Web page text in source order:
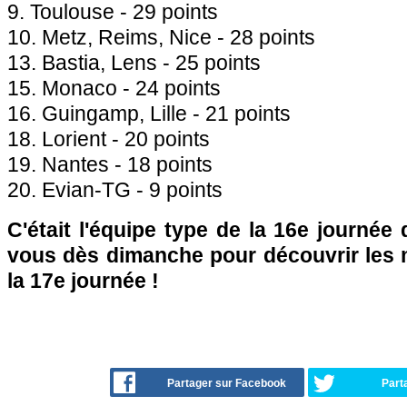
9. Toulouse - 29 points
10. Metz, Reims, Nice - 28 points
13. Bastia, Lens - 25 points
15. Monaco - 24 points
16. Guingamp, Lille - 21 points
18. Lorient - 20 points
19. Nantes - 18 points
20. Evian-TG - 9 points
C'était l'équipe type de la 16e journée
vous dès dimanche pour découvrir les
la 17e journée !
Partager sur Facebook